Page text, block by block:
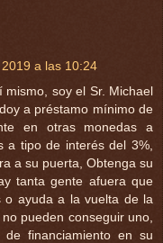
a las 10:24
soy el Sr. Michael
a préstamo mínimo de
en otras monedas a
a tipo de interés del 3%,
a su puerta, Obtenga su
tanta gente afuera que
o ayuda a la vuelta de la
pueden conseguir uno,
financiamiento en su